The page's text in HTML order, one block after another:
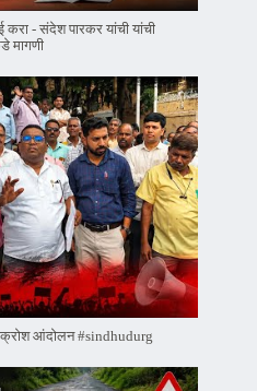
करा - संदेश पारकर यांची यांची
मागणी
आंदोलन #sindhudurg